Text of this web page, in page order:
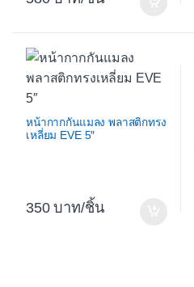
หน้ากากกันแมลง พลาสติกทรง
เหลี่ยม EVE 5″
350 /ชิ้น